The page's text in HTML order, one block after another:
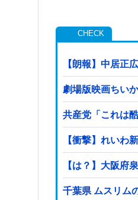
【朗報】中居正
劇場版映画ちい
共産党「これは
【衝撃】れいわ
【は？】大阪府
千葉県 ムスリム